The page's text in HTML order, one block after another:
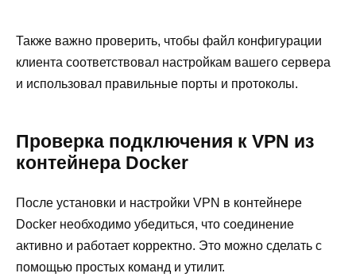
Также важно проверить, чтобы файл конфигурации
клиента соответствовал настройкам вашего сервера
и использовал правильные порты и протоколы.
Проверка подключения к VPN из
контейнера Docker
После установки и настройки VPN в контейнере
Docker необходимо убедиться, что соединение
активно и работает корректно. Это можно сделать с
помощью простых команд и утилит.